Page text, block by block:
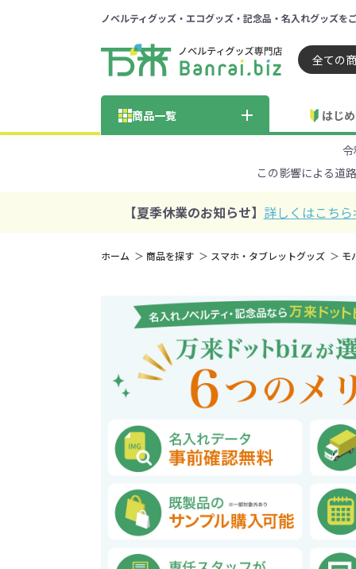
ノベルティグッズ・エコグッズ・記念品・名入れグッズを
ノベルティ 専門店 万来ド
商品一覧
エコバッグ・トートバッ
グ全般
コット
ポリエステルバッグ
マルシェバッグ ランチ
巾着・リュック全般 コット
ポーチ全般
クリア
デニムポーチ
ケース全般 財布
マグカップ全般 陶器
湯のみ
タンブラー・ボトル・グラス
タンブラー・ボトル・グ
ラス全般
ステン
アルミボトル クリア
ペン・
ペン・筆記用具全般 単色ボ
文具・ステーショナリー
全般
付箋
電子メモパッド ペンケ
マグネット クリップ
スマホ・タブレットグッ
ズ全般
モバイ
電器
タッチペン
イヤフ
ト
スマホ対応手袋 そ
パソコングッズ全般 USBグ
生活用品・生活雑貨全
般
～50円 51
301～500円 501～
5001～10000円
展示会・セミナー全般 展示会
再生素材・エコ素材全
般
再生コ
コルク 竹・バン
バイオマス EVA素材
ＦＳＣ認証
社会貢献機能付き全般 フェ
来店・成約プレゼント 営業活動
お絵かき・
子供向け全般 お
防犯・安心グッズ
女性向け全般 ファッ
シニア向け全般 健康・
訪日外国人・インバウンド向
け
訪日外国人・インバウ
ンド向け全般
和風
100円以下の人気エコバッグ 展示会ノ
春のノベルティ特集 夏のノ
官公庁・自治体向け全
般
学校・教育グッズ
ス向け
学校・PTA・オープンキ
ャンパス向け全般
バ
メーカー向け全般 ア
店舗向け全般 カ
はじ
見積も
この影響による道
【夏季休業のお知らせ】 詳しくはこちら
ホーム 商品を探す スマホ・タブレットグッズ モ